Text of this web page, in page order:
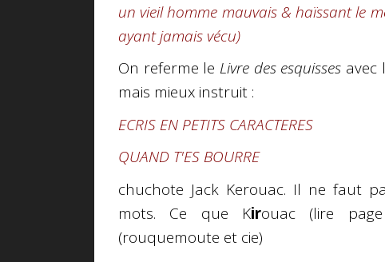
un vieil homme mauvais & haïssant le
ayant jamais vécu)
On referme le Livre des esquisses avec
mais mieux instruit :
ECRIS EN PETITS CARACTERES
QUAND T'ES BOURRE
chuchote Jack Kerouac. Il ne faut
mots. Ce que Kirouac (lire
(rouquemoute et cie)